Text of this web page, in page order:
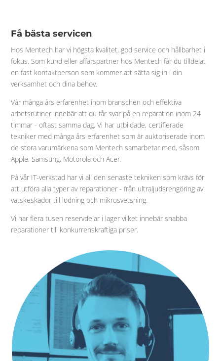
Få bästa servicen
Hos Mentech har vi högsta kvalitet, god service och hållbarhet i
fokus. Som kund eller affärspartner hos Mentech får du tilldelat
en fast kontaktperson som kommer att sätta sig in i din
verksamhet och dina behov.
Vår många års erfarenhet inom branschen och effektiva
arbetsrutiner innebär att du får svar på en reparation inom 24
timmar - oftast samma dag. Vi har utbildade, certifierade
tekniker med många års erfarenhet som är auktoriserade inom
de stora varumärkena som Mentech samarbetar med, såsom
Apple, Samsung, Motorola och Acer.
På vår IT-verkstad har vi all den senaste tekniken som krävs för
att utföra alla typer av reparationer - från ultraljudsrengöring av
vätskeskador till lodning och mikrosvetsning.
Vi har flera tusen reservdelar i lager vilket innebär snabba
reparationer till konkurrenskraftiga priser.